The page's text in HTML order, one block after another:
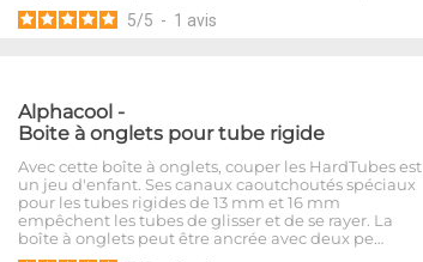
5/5 - 1 avis
Alphacool -
Boite à onglets pour tube rigide
Avec cette boîte à onglets, couper les HardTubes est
un jeu d'enfant. Ses canaux caoutchoutés spéciaux
pour les tubes rigides de 13 mm et 16 mm
empêchent les tubes de glisser et de se rayer. La
boîte à onglets peut être ancrée avec deux pe…